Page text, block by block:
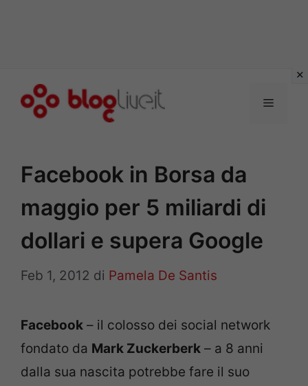
Menu
Facebook in Borsa da
maggio per 5 miliardi di
dollari e supera Google
Feb 1, 2012 di Pamela De Santis
Facebook – il colosso dei social network
fondato da Mark Zuckerberk – a 8 anni
dalla sua nascita potrebbe fare il suo